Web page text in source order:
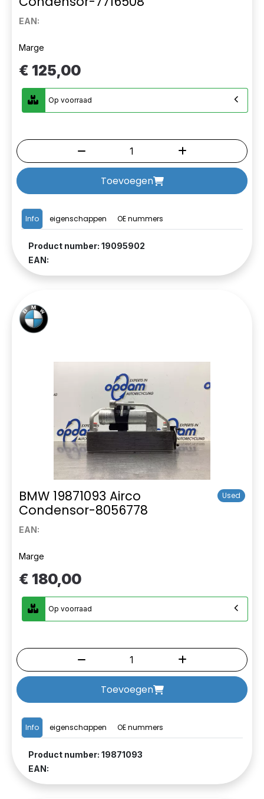
EAN:
Info eigenschappen OE nummers
Product number: 19095902
EAN:
Marge
€ 125,00
Op voorraad
Toevoegen
BMW 19871093 Airco
Condensor-8056778
Used
EAN:
Info eigenschappen OE nummers
Product number: 19871093
EAN:
Marge
€ 180,00
Op voorraad
Toevoegen